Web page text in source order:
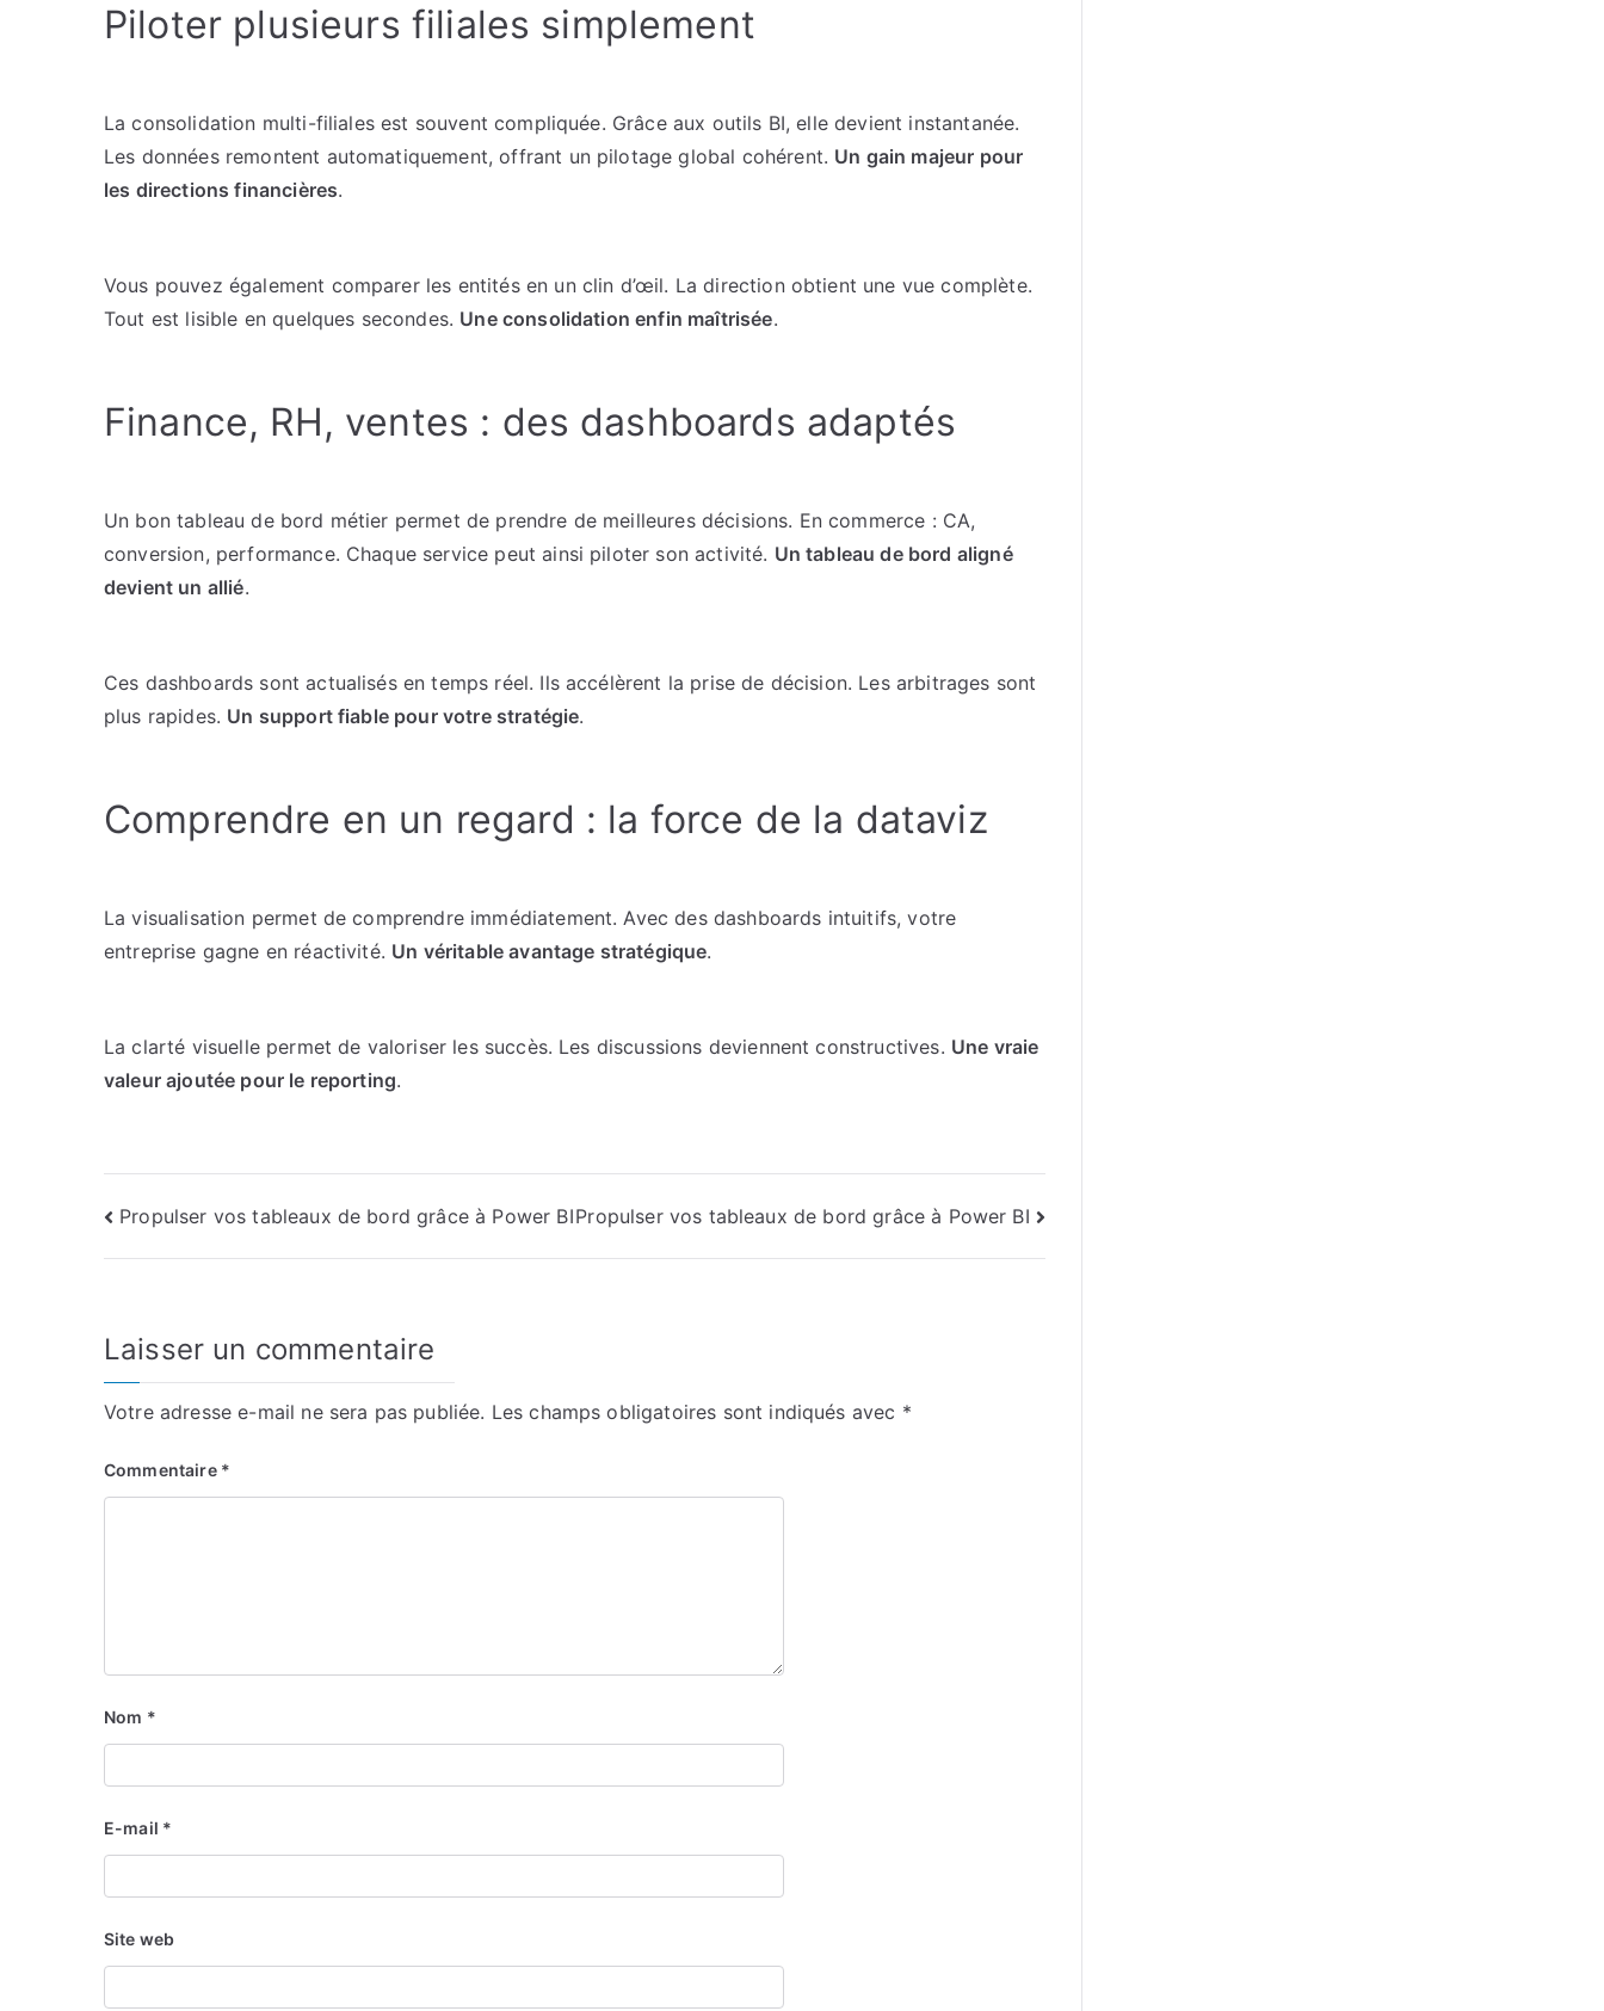
Piloter plusieurs filiales simplement
La consolidation multi-filiales est souvent compliquée. Grâce aux outils BI, elle devient instantanée.
Les données remontent automatiquement, offrant un pilotage global cohérent. Un gain majeur pour
les directions financières.
Vous pouvez également comparer les entités en un clin d’œil. La direction obtient une vue complète.
Tout est lisible en quelques secondes. Une consolidation enfin maîtrisée.
Finance, RH, ventes : des dashboards adaptés
Un bon tableau de bord métier permet de prendre de meilleures décisions. En commerce : CA,
conversion, performance. Chaque service peut ainsi piloter son activité. Un tableau de bord aligné
devient un allié.
Ces dashboards sont actualisés en temps réel. Ils accélèrent la prise de décision. Les arbitrages sont
plus rapides. Un support fiable pour votre stratégie.
Comprendre en un regard : la force de la dataviz
La visualisation permet de comprendre immédiatement. Avec des dashboards intuitifs, votre
entreprise gagne en réactivité. Un véritable avantage stratégique.
La clarté visuelle permet de valoriser les succès. Les discussions deviennent constructives. Une vraie
valeur ajoutée pour le reporting.
Navigation
de
Propulser vos tableaux de bord grâce à Power BIPropulser vos tableaux de bord grâce à Power BI
Laisser un commentaire
Votre adresse e-mail ne sera pas publiée. Les champs obligatoires sont indiqués avec *
Commentaire *
Nom *
E-mail *
Site web